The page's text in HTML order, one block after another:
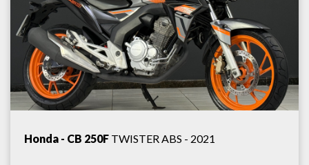
Honda - CB 250F TWISTER ABS - 2021